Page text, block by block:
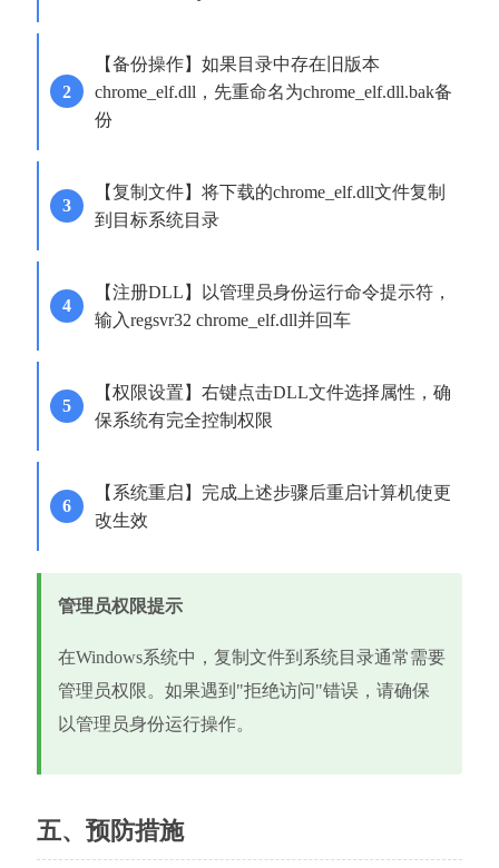
【备份操作】如果目录中存在旧版本
chrome_elf.dll，先重命名为chrome_elf.dll.bak备
份
【复制文件】将下载的chrome_elf.dll文件复制
到目标系统目录
【注册DLL】以管理员身份运行命令提示符，
输入regsvr32 chrome_elf.dll并回车
【权限设置】右键点击DLL文件选择属性，确
保系统有完全控制权限
【系统重启】完成上述步骤后重启计算机使更
改生效
管理员权限提示
在Windows系统中，复制文件到系统目录通常需要
管理员权限。如果遇到"拒绝访问"错误，请确保
以管理员身份运行操作。
五、预防措施